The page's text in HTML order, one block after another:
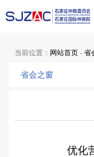
当前位置： 网站首页 - 省
省会之窗
优化